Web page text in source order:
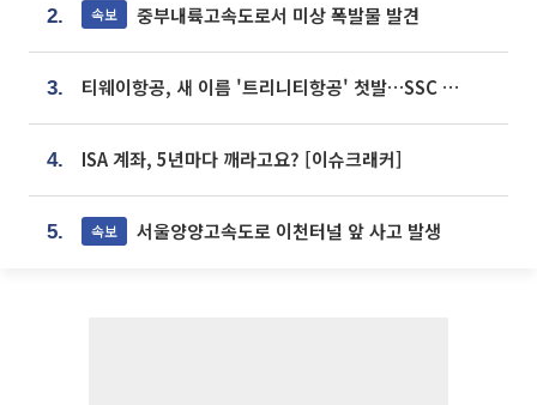
2. 속보 중부내륙고속도로서 미상 폭발물 발견
3. 티웨이항공, 새 이름 '트리니티항공' 첫발…SSC 전략 본격화
4. ISA 계좌, 5년마다 깨라고요? [이슈크래커]
5. 속보 서울양양고속도로 이천터널 앞 사고 발생